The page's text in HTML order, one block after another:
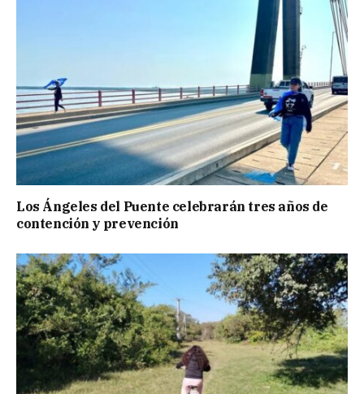
Los Ángeles del Puente celebrarán tres años de
contención y prevención